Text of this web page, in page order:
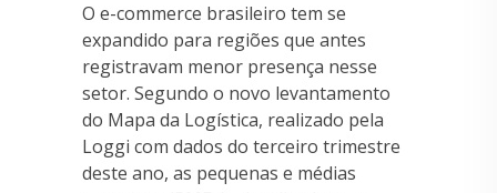
O e-commerce brasileiro tem se
expandido para regiões que antes
registravam menor presença nesse
setor. Segundo o novo levantamento
do Mapa da Logística, realizado pela
Loggi com dados do terceiro trimestre
deste ano, as pequenas e médias